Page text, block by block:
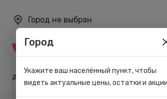
Город не выбран
Акции Карта лояльности
Город
Укажите ваш населённый пункт, чтобы
видеть актуальные цены, остатки и